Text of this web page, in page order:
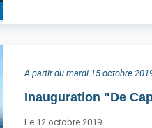
A partir du mardi 15 octobre
Inauguration "De
Le 12 octobre 2019